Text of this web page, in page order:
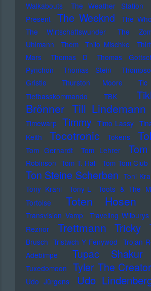
Walkabouts
The Weather Station
Present
The Weeknd The Who
The Wirtschaftswunder
The
Uhlmann
Them Thilo Mischke
Mars
Thomas D Thomas
Pynchon
Thomas Stein
Gristle
Thurston Moore
Tiefbasskommando TBK
Brönner Till Lindemann
Timewarp Timmy Timo Lassy
Keith
Tocotronic Tokens
Tom Gerhardt Tom Lehrer
Robinson Tom T. Hall Tom Tom Club
Ton Steine Scherben Toni
Tony Krahl
Tony-L Toots & The
Tortoise
Toten Hosen
Transvision Vamp
Traveling Wilburys
Reznor
Trettmann Tricky
Brusch Tristwch Y Fenywod Trojan
Adebimpe
Tupac Shakur
Tuxedomoon Tyler The Creator
Udo Jürgens
Udo